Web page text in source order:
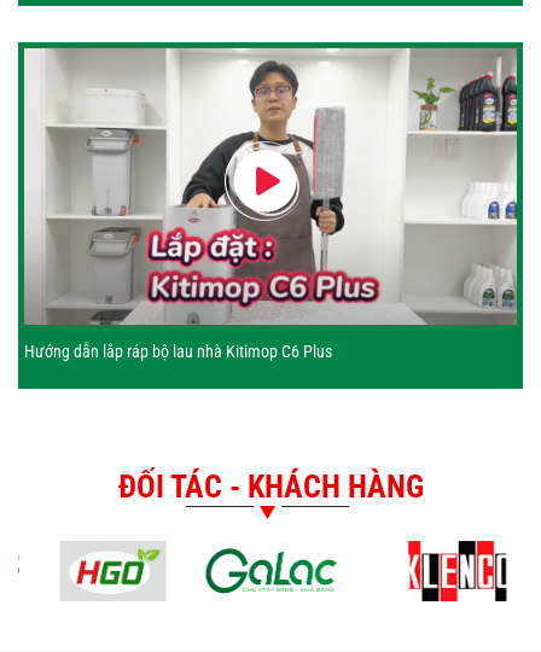
Hướng dẫn lắp ráp bộ lau nhà Kitimop C6 Plus
ĐỐI TÁC - KHÁCH HÀNG